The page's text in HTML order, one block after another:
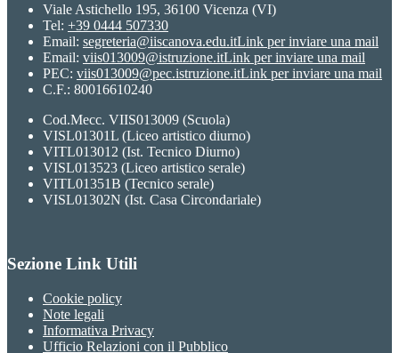
Viale Astichello 195, 36100 Vicenza (VI)
Tel: +39 0444 507330
Email: segreteria@iiscanova.edu.itLink per inviare una mail
Email: viis013009@istruzione.itLink per inviare una mail
PEC: viis013009@pec.istruzione.itLink per inviare una mail
C.F.: 80016610240
Cod.Mecc. VIIS013009 (Scuola)
VISL01301L (Liceo artistico diurno)
VITL013012 (Ist. Tecnico Diurno)
VISL013523 (Liceo artistico serale)
VITL01351B (Tecnico serale)
VISL01302N (Ist. Casa Circondariale)
Sezione Link Utili
Cookie policy
Note legali
Informativa Privacy
Ufficio Relazioni con il Pubblico